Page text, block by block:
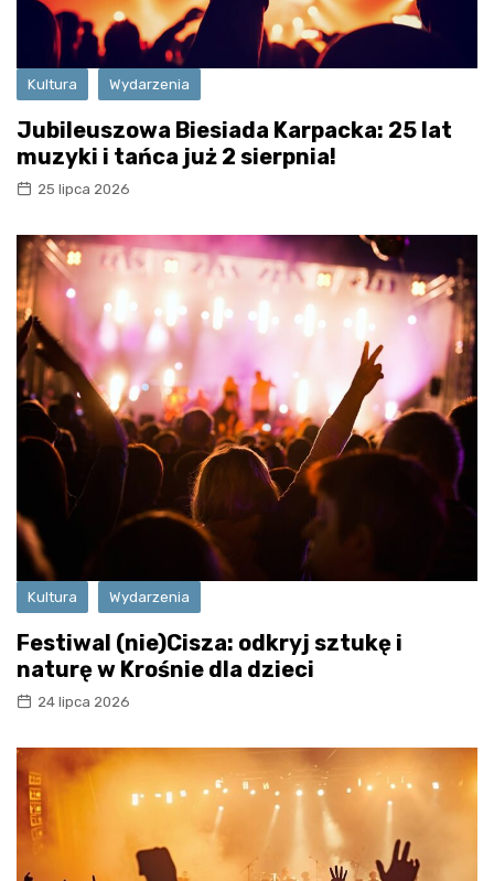
Kultura Wydarzenia
Jubileuszowa Biesiada Karpacka: 25 lat
muzyki i tańca już 2 sierpnia!
25 lipca 2026
Kultura Wydarzenia
Festiwal (nie)Cisza: odkryj sztukę i
naturę w Krośnie dla dzieci
24 lipca 2026